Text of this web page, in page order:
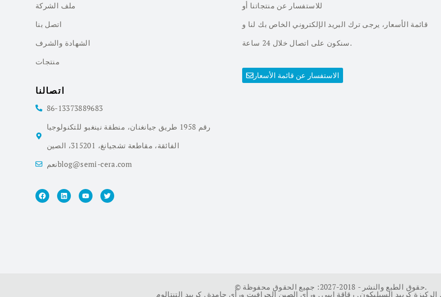
ملف الشركة
اتصل بنا
الشهادة والشرف
منتجات
للاستفسار عن منتجاتنا أو
قائمة الأسعار، يرجى ترك البريد الإلكتروني الخاص بك لنا و
سنكون على اتصال خلال 24 ساعة.
الاستفسار عن قائمة الأسعار
اتصالنا
86-13373889683
رقم 1958 طريق جيانغنان، منطقة نينغبو للتكنولوجيا
الفائقة، مقاطعة تشجيانغ، 315201، الصين
نعمblog@semi-cera.com
© حقوق الطبع والنشر - 2018-2027: جميع الحقوق محفوظة.
, الركيزة كربيد السيليكون, رقاقة إيبي, ورأى الصين الجرافيت ورأى جامدة,